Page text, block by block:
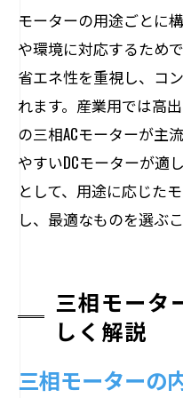
モーターの用途ごとに
や環境に対応するため
省エネ性を重視し、コ
れます。産業用では高
の三相ACモーターが主
やすいDCモーターが適
として、用途に応じた
し、最適なものを選ぶ
三相モータ
しく解説
三相モーターの